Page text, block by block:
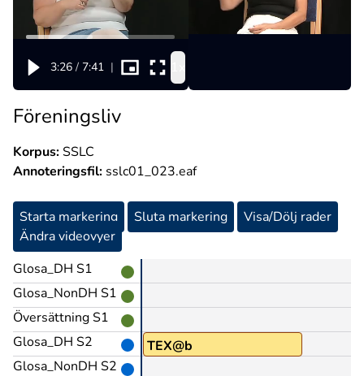
3:26 / 7:41 |
Föreningsliv
Korpus:SSLC
Annoteringsfil: sslc01_023.eaf
Starta markering Sluta markering
Visa/Dölj rader
Ändra videovyer
Glosa_DH S1
Glosa_NonDH S1
Översättning S1
Glosa_DH S2
Glosa_NonDH S2
TEX@b